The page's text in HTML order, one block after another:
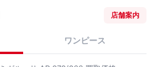
店舗案内
ワンピース